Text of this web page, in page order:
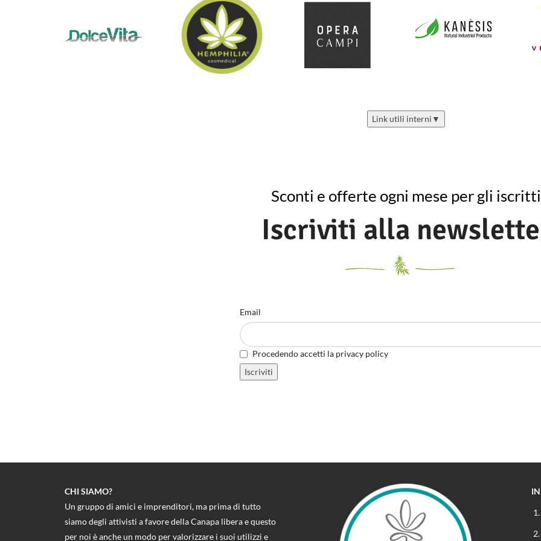
Link utili interni ▼
Sconti e offerte ogni mese per gli iscritti
Iscriviti alla
Email
Procedendo accetti la privacy policy
CHI SIAMO?
Un gruppo di amici e imprenditori, ma prima di tutto
siamo degli attivisti a favore della Canapa libera e questo
per noi è anche un modo per valorizzare i suoi utilizzi e